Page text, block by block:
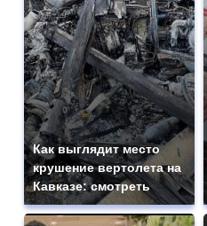
Как выглядит место
крушение вертолета на
Кавказе: смотреть